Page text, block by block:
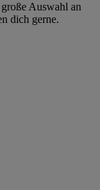
Auswahl an
dich gerne.